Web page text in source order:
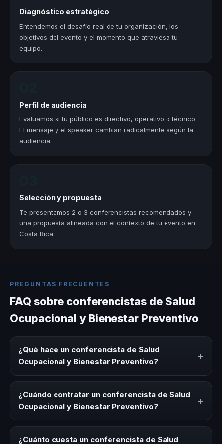
Diagnóstico estratégico
Entendemos el desafío real de tu organización, los
objetivos del evento y el momento que atraviesa tu
equipo.
Perfil de audiencia
Evaluamos si tu público es directivo, operativo o técnico.
El mensaje y el speaker cambian radicalmente según la
audiencia.
Selección y propuesta
Te presentamos 2 o 3 conferencistas recomendados y
una propuesta alineada con el contexto de tu evento en
Costa Rica.
PREGUNTAS FRECUENTES
FAQ sobre conferencistas de Salud
Ocupacional y Bienestar Preventivo
¿Qué hace un conferencista de Salud
Ocupacional y Bienestar Preventivo?
+
Preventivo es un experto que comparte conocimiento,
estrategias y experiencias sobre este tema en eventos
corporativos, convenciones y seminarios. Su objetivo es
generar reflexión, inspiración y herramientas aplicables
¿Cuándo contratar un conferencista de Salud
Ocupacional y Bienestar Preventivo?
+
y Bienestar Preventivo para kick-offs, convenciones
¿Cuánto cuesta un conferencista de Salud